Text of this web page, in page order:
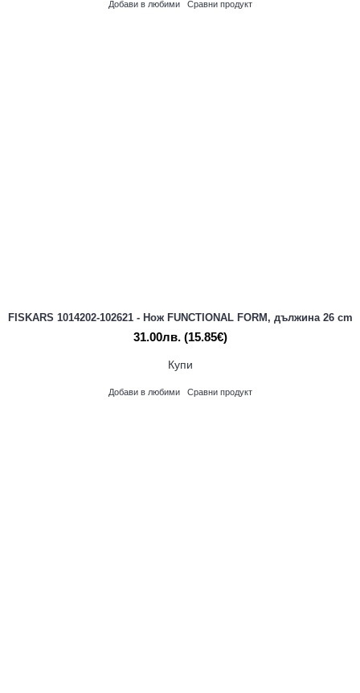
Добави в любими Сравни продукт
FISKARS 1014202-102621 - Нож FUNCTIONAL FORM, дължина 26 cm
31.00лв. (15.85€)
Купи
Добави в любими Сравни продукт